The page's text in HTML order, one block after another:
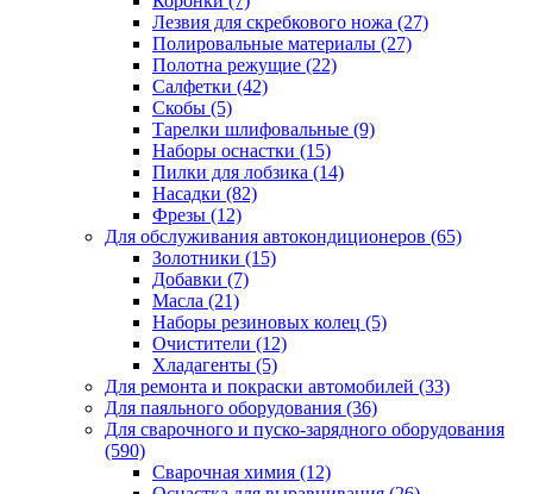
Лезвия для скребкового ножа (27)
Полировальные материалы (27)
Полотна режущие (22)
Салфетки (42)
Скобы (5)
Тарелки шлифовальные (9)
Наборы оснастки (15)
Пилки для лобзика (14)
Насадки (82)
Фрезы (12)
Для обслуживания автокондиционеров (65)
Золотники (15)
Добавки (7)
Масла (21)
Наборы резиновых колец (5)
Очистители (12)
Хладагенты (5)
Для ремонта и покраски автомобилей (33)
Для паяльного оборудования (36)
Для сварочного и пуско-зарядного оборудования
(590)
Сварочная химия (12)